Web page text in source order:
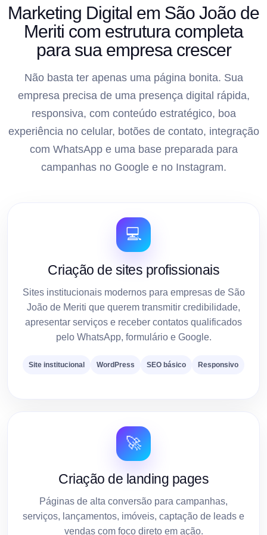
Marketing Digital em São João de
Meriti com estrutura completa
para sua empresa crescer
Não basta ter apenas uma página bonita. Sua
empresa precisa de uma presença digital rápida,
responsiva, com conteúdo estratégico, boa
experiência no celular, botões de contato, integração
com WhatsApp e uma base preparada para
campanhas no Google e no Instagram.
💻
Criação de sites profissionais
Sites institucionais modernos para empresas de São
João de Meriti que querem transmitir credibilidade,
apresentar serviços e receber contatos qualificados
pelo WhatsApp, formulário e Google.
Site institucional WordPress SEO básico Responsivo
🚀
Criação de landing pages
Páginas de alta conversão para campanhas,
serviços, lançamentos, imóveis, captação de leads e
vendas com foco direto em ação.